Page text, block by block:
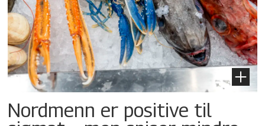
Nordmenn er positive til